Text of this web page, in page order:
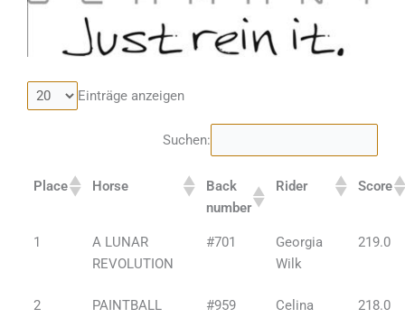
Einträge anzeigen
Suchen:
Place Horse
Back
number
Rider Score
1
A LUNAR
REVOLUTION
#701
Georgia
Wilk
219.0
2
PAINTBALL
#959
Celina
218.0